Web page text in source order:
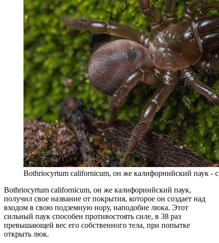
Bothriocyrtum californicum, он же калифорнийский паук -
Bothriocyrtum californicum, он же калифорнийский паук,
получил свое название от покрытия, которое он создает над
входом в свою подземную нору, наподобие люка. Этот
сильный паук способен противостоять силе, в 38 раз
превышающей вес его собственного тела, при попытке
открыть люк.